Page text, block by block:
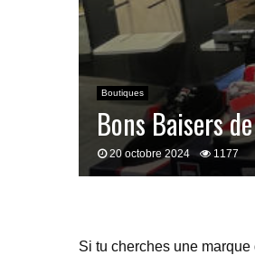
Boutiques
Bons Baisers
20 octobre 2024 1177
Si tu cherches une